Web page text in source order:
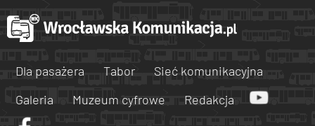
Dla pasażera Tabor
Sieć komunikacyjna
Galeria
Muzeum cyfrowe Redakcja